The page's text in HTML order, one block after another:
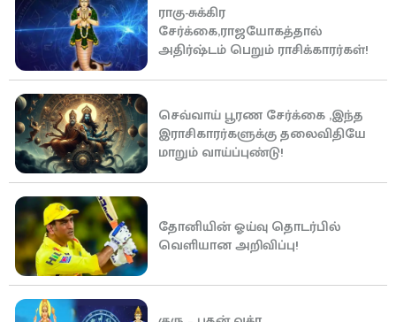
ராகு-சுக்கிர
சேர்க்கை,ராஜயோகத்தால்
அதிர்ஷ்டம் பெறும் ராசிக்காரர்கள்!
செவ்வாய் பூரண சேர்க்கை ,இந்த
இராசிகாரர்களுக்கு தலைவிதியே
மாறும் வாய்ப்புண்டு!
தோனியின் ஓய்வு தொடர்பில்
வெளியான அறிவிப்பு!